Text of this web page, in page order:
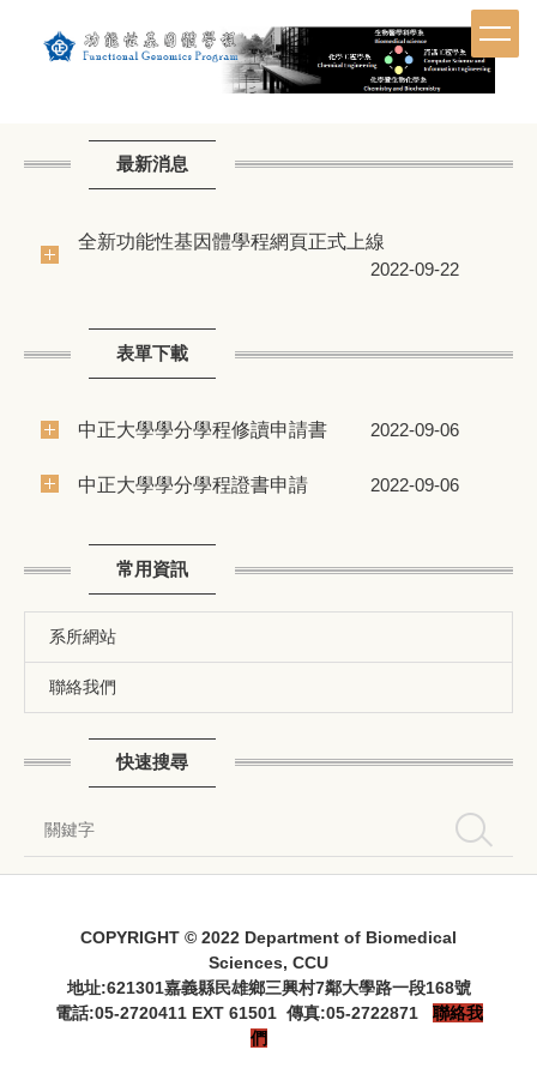
區
最新消息
全新功能性基因體學程網頁正式上線
2022-09-22
表單下載
中正大學學分學程修讀申請書 2022-09-06
中正大學學分學程證書申請 2022-09-06
常用資訊
系所網站
聯絡我們
快速搜尋
搜尋
COPYRIGHT © 2022 Department of Biomedical
Sciences, CCU
地址:621301嘉義縣民雄鄉三興村7鄰大學路一段168號
電話:05-2720411 EXT 61501 傳真:05-2722871 聯絡我
們